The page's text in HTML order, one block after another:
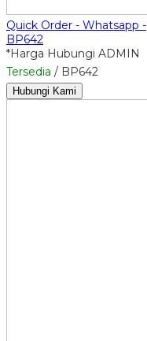
Quick Order - Whatsapp -
BP642
*Harga Hubungi ADMIN
Tersedia / BP642
Hubungi Kami